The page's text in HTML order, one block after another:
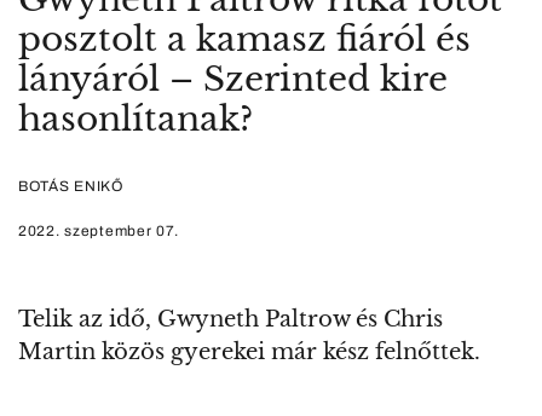
posztolt a kamasz fiáról és
lányáról – Szerinted kire
hasonlítanak?
BOTÁS ENIKŐ
2022. szeptember 07.
Telik az idő, Gwyneth Paltrow és Chris
Martin közös gyerekei már kész felnőttek.